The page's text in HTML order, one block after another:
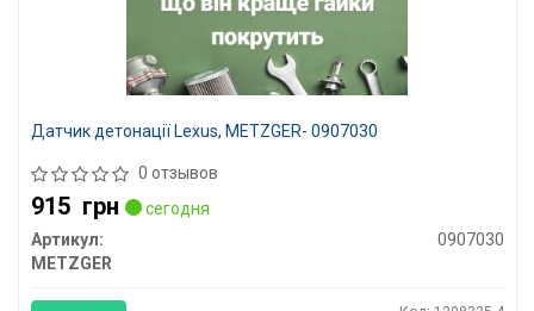
Датчик детонації Lexus, METZGER- 0907030
0 отзывов
915 грн
сегодня
Артикул:
0907030
METZGER